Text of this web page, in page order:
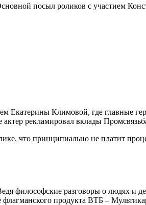
посыл роликов с участием
Екатерины Климовой, где главные
рекламировал вклады
что принципиально не платит
философские разговоры о людях и
продукта ВТБ –